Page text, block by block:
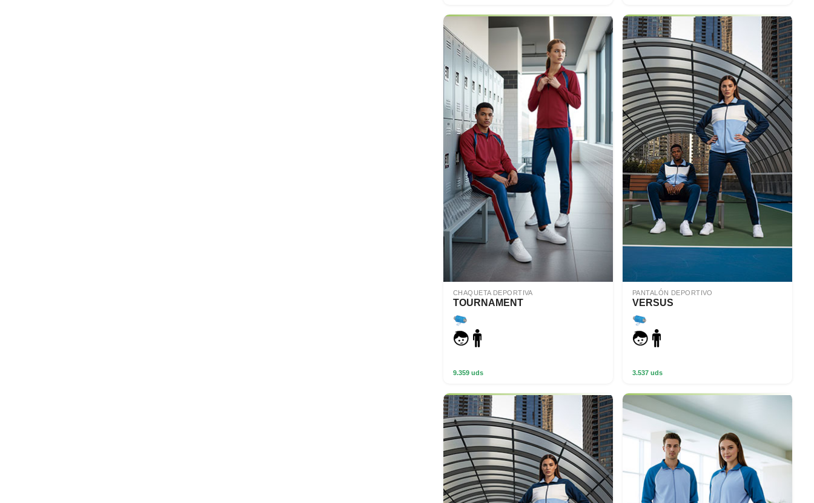
CHAQUETA DEPORTIVA
TOURNAMENT
9.359 uds
PANTALÓN DEPORTIVO
VERSUS
3.537 uds